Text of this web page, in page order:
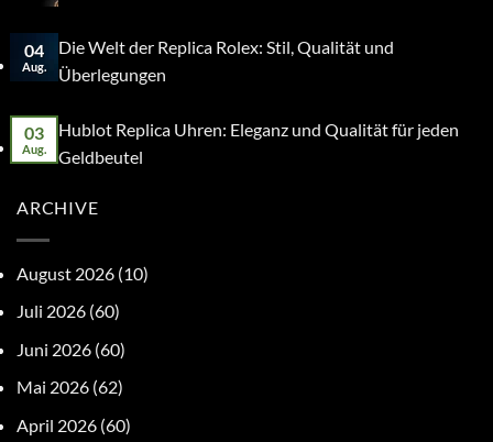
04
Aug.
Die Welt der Replica Rolex: Stil, Qualität und
Überlegungen
03
Aug.
Hublot Replica Uhren: Eleganz und Qualität für jeden
Geldbeutel
ARCHIVE
August 2026 (10)
Juli 2026 (60)
Juni 2026 (60)
Mai 2026 (62)
April 2026 (60)